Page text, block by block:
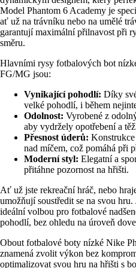
Model Phantom 6 Academy je
ať už na trávníku nebo na umělé
garantují maximální přilnavost při
směru.
Hlavními rysy fotbalových bot
FG/MG jsou:
Vynikající pohodlí: Díky
velké pohodlí, i během
Odolnost: Vyrobené z
aby vydržely opotřebení a
Přesnost úderů:
nad míčem, což pomáhá při
Moderní styl: Elegatní a
přitáhne pozornost na hřišti.
Ať už jste rekreační hráč, nebo
umožňují soustředit se na svou
ideální volbou pro fotbalové
pohodlí, bez ohledu na úroveň
Obout fotbalové boty nízké Nike
znamená zvolit výkon bez
optimalizovat svou hru na hřišti s